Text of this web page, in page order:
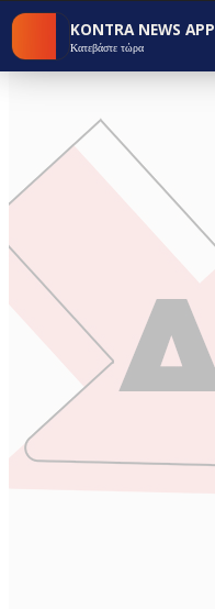
KONTRA NEWS APP
Κατεβάστε τώρα